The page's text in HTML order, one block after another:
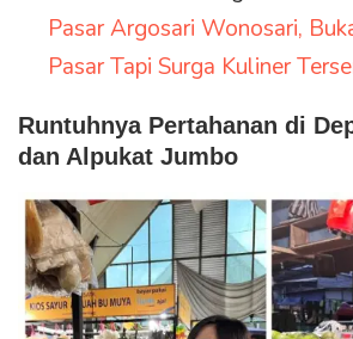
Pasar Argosari Wonosari,
Pasar Tapi Surga Kuliner
Runtuhnya Pertahanan di
dan Alpukat Jumbo